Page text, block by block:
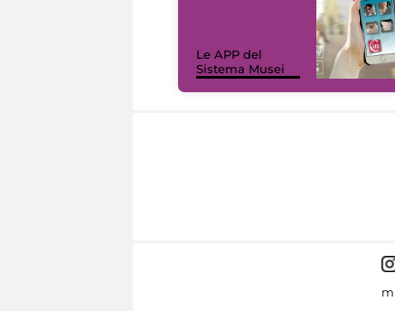
Le APP del
Sistema Musei